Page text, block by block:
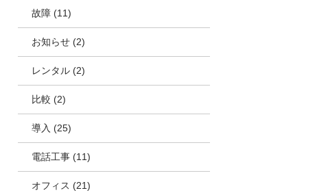
故障 (11)
お知らせ (2)
レンタル (2)
比較 (2)
導入 (25)
電話工事 (11)
オフィス (21)